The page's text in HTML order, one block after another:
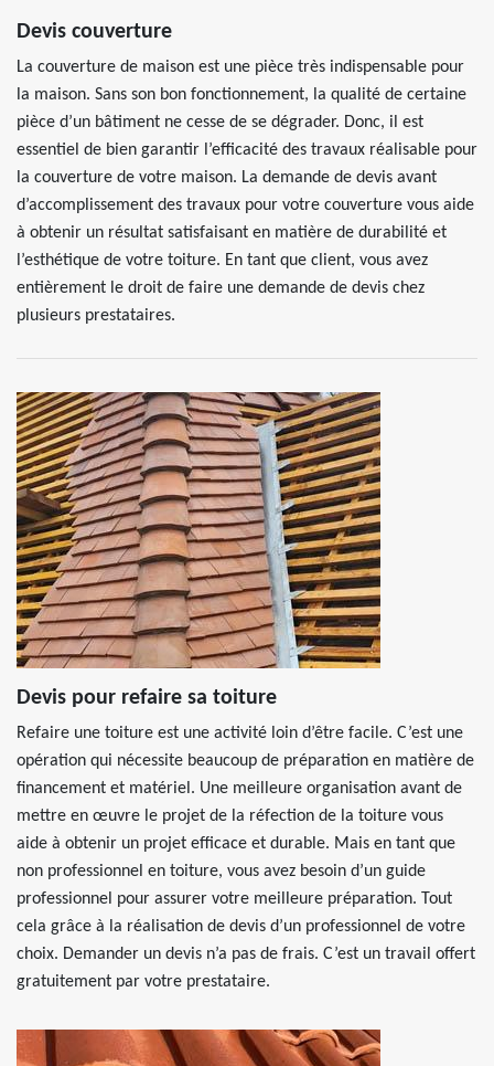
Devis couverture
La couverture de maison est une pièce très indispensable pour
la maison. Sans son bon fonctionnement, la qualité de certaine
pièce d’un bâtiment ne cesse de se dégrader. Donc, il est
essentiel de bien garantir l’efficacité des travaux réalisable pour
la couverture de votre maison. La demande de devis avant
d’accomplissement des travaux pour votre couverture vous aide
à obtenir un résultat satisfaisant en matière de durabilité et
l’esthétique de votre toiture. En tant que client, vous avez
entièrement le droit de faire une demande de devis chez
plusieurs prestataires.
Devis pour refaire sa toiture
Refaire une toiture est une activité loin d’être facile. C’est une
opération qui nécessite beaucoup de préparation en matière de
financement et matériel. Une meilleure organisation avant de
mettre en œuvre le projet de la réfection de la toiture vous
aide à obtenir un projet efficace et durable. Mais en tant que
non professionnel en toiture, vous avez besoin d’un guide
professionnel pour assurer votre meilleure préparation. Tout
cela grâce à la réalisation de devis d’un professionnel de votre
choix. Demander un devis n’a pas de frais. C’est un travail offert
gratuitement par votre prestataire.